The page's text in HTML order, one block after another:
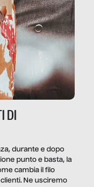
DI
durante e dopo
punto e basta, la
cambia il filo
Ne usciremo